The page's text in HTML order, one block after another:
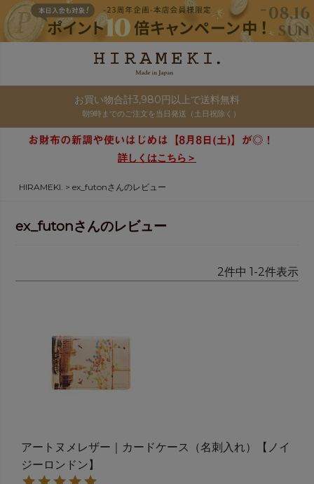
お買い物合計3,980円以上で送料無料
朝9時までのご注文を当日発送（土日祝除く）
詳しくはこちら＞
HIRAMEKI. ex_futonさんのレビュー
ex_futonさんのレビュー
2件中 1 -2件表示
アートヌメレザー｜カードケース（名刺入れ）【ノイ
ジーロンドン】